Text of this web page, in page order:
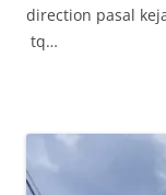
direction pasal
tq…